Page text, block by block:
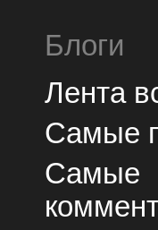
Блоги
Лента
Самые
Самые